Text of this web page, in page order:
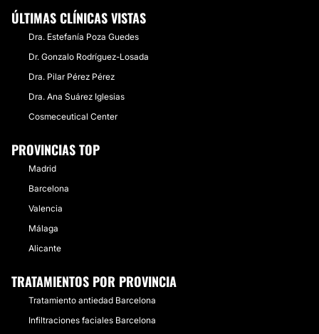
ÚLTIMAS CLÍNICAS VISTAS
Dra. Estefanía Poza Guedes
Dr. Gonzalo Rodríguez-Losada
Dra. Pilar Pérez Pérez
Dra. Ana Suárez Iglesias
Cosmeceutical Center
PROVINCIAS TOP
Madrid
Barcelona
Valencia
Málaga
Alicante
TRATAMIENTOS POR PROVINCIA
Tratamiento antiedad Barcelona
Infiltraciones faciales Barcelona